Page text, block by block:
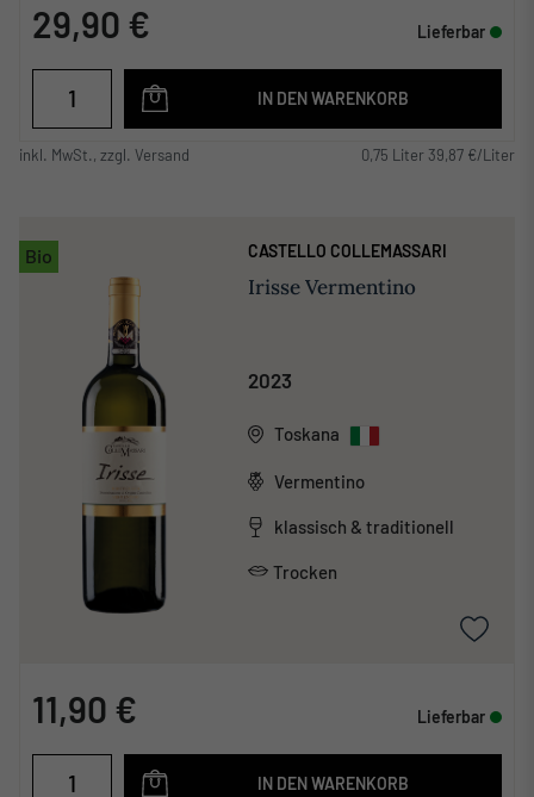
29,90 € Lieferbar
IN DEN WARENKORB
inkl. MwSt., zzgl. Versand 0,75 Liter 39,87 €/Liter
Bio CASTELLO COLLEMASSARI
Irisse Vermentino
2023
Toskana
Vermentino
klassisch & traditionell
Trocken
11,90 € Lieferbar
IN DEN WARENKORB